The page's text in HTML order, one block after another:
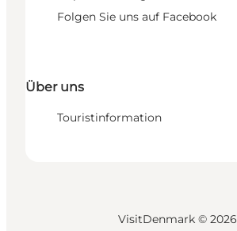
Folgen Sie uns auf Facebook
Über uns
Touristinformation
VisitDenmark © 2026